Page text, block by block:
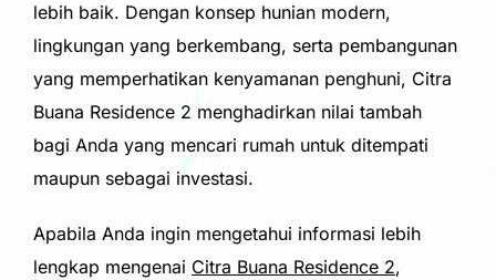
lebih baik. Dengan konsep hunian modern,
lingkungan yang berkembang, serta pembangunan
yang memperhatikan kenyamanan penghuni, Citra
Buana Residence 2 menghadirkan nilai tambah
bagi Anda yang mencari rumah untuk ditempati
maupun sebagai investasi.
Apabila Anda ingin mengetahui informasi lebih
lengkap mengenai Citra Buana Residence 2,